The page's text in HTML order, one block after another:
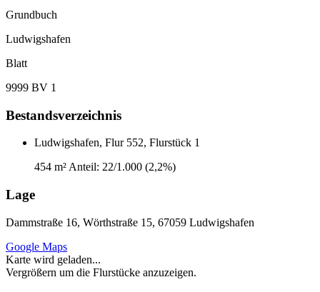
Grundbuch
Ludwigshafen
Blatt
9999 BV 1
Bestandsverzeichnis
Ludwigshafen, Flur 552, Flurstück 1
454 m²Anteil: 22/1.000 (2,2%)
Lage
Dammstraße 16, Wörthstraße 15, 67059 Ludwigshafen
Google Maps
Karte wird geladen...
Vergrößern um die Flurstücke anzuzeigen.